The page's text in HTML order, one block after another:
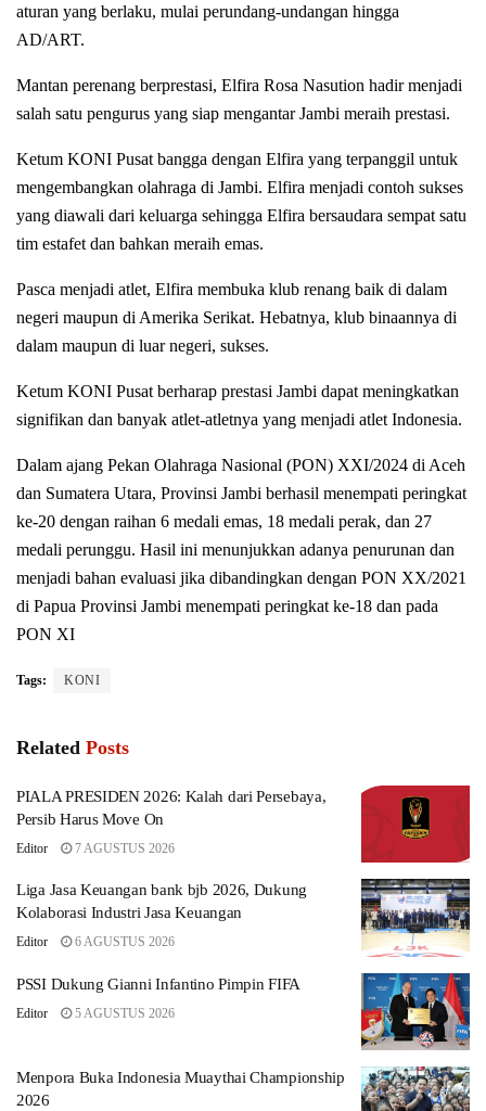
aturan yang berlaku, mulai perundang-undangan hingga
AD/ART.
Mantan perenang berprestasi, Elfira Rosa Nasution hadir menjadi
salah satu pengurus yang siap mengantar Jambi meraih prestasi.
Ketum KONI Pusat bangga dengan Elfira yang terpanggil untuk
mengembangkan olahraga di Jambi. Elfira menjadi contoh sukses
yang diawali dari keluarga sehingga Elfira bersaudara sempat satu
tim estafet dan bahkan meraih emas.
Pasca menjadi atlet, Elfira membuka klub renang baik di dalam
negeri maupun di Amerika Serikat. Hebatnya, klub binaannya di
dalam maupun di luar negeri, sukses.
Ketum KONI Pusat berharap prestasi Jambi dapat meningkatkan
signifikan dan banyak atlet-atletnya yang menjadi atlet Indonesia.
Dalam ajang Pekan Olahraga Nasional (PON) XXI/2024 di Aceh
dan Sumatera Utara, Provinsi Jambi berhasil menempati peringkat
ke-20 dengan raihan 6 medali emas, 18 medali perak, dan 27
medali perunggu. Hasil ini menunjukkan adanya penurunan dan
menjadi bahan evaluasi jika dibandingkan dengan PON XX/2021
di Papua Provinsi Jambi menempati peringkat ke-18 dan pada
PON XI
Tags: KONI
Related Posts
PIALA PRESIDEN 2026: Kalah dari Persebaya,
Persib Harus Move On
Editor 7 AGUSTUS 2026
Liga Jasa Keuangan bank bjb 2026, Dukung
Kolaborasi Industri Jasa Keuangan
Editor 6 AGUSTUS 2026
PSSI Dukung Gianni Infantino Pimpin FIFA
Editor 5 AGUSTUS 2026
Menpora Buka Indonesia Muaythai Championship
2026